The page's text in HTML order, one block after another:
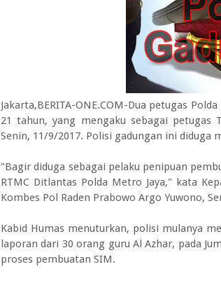
Jakarta,BERITA-ONE.COM-Dua petugas
21 tahun, yang mengaku sebagai petugas
Senin, 11/9/2017. Polisi gadungan ini
"Bagir diduga sebagai pelaku penipuan
RTMC Ditlantas Polda Metro Jaya," kata
Kombes Pol Raden Prabowo Argo Yuwono,
Kabid Humas menuturkan, polisi mulanya
laporan dari 30 orang guru Al Azhar, pada
proses pembuatan SIM.